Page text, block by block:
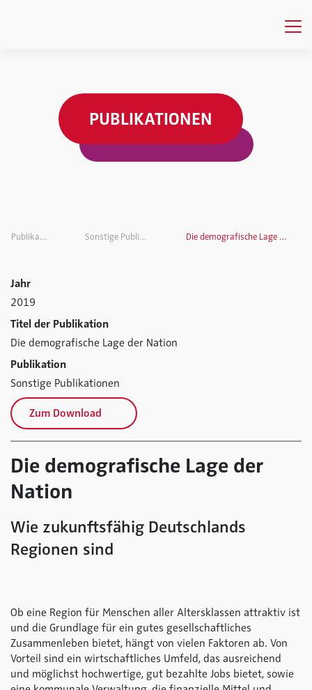
PUBLIKATIONEN
Publikationen Sonstige Publikationen Die demografische Lage der Nation
Jahr
2019
Titel der Publikation
Die demografische Lage der Nation
Publikation
Sonstige Publikationen
Zum Download
Die demografische Lage der
Nation
Wie zukunftsfähig Deutschlands
Regionen sind
Ob eine Region für Menschen aller Altersklassen attraktiv ist
und die Grundlage für ein gutes gesellschaftliches
Zusammenleben bietet, hängt von vielen Faktoren ab. Von
Vorteil sind ein wirtschaftliches Umfeld, das ausreichend
und möglichst hochwertige, gut bezahlte Jobs bietet, sowie